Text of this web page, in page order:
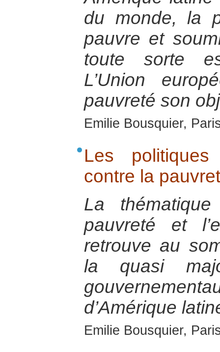
du monde, la
pauvre et
toute sorte
L’Union
pauvreté son
Emilie Bousquier,
Les
contre la
La
pauvreté et
retrouve au
la quasi
d’Amérique
Emilie Bousquier,